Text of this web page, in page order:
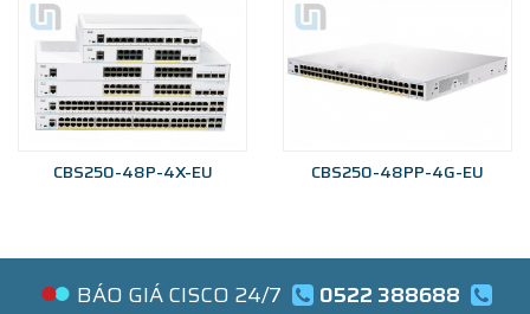
CBS250-48P-4X-EU CBS250-48PP-4G-EU
BÁO GIÁ CISCO 24/7
0522 388688